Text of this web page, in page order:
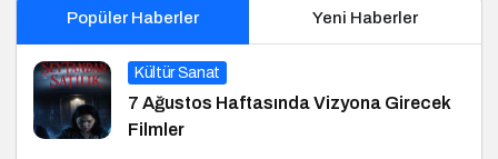
Popüler Haberler Yeni Haberler
Kültür Sanat
7 Ağustos Haftasında Vizyona Girecek
Filmler